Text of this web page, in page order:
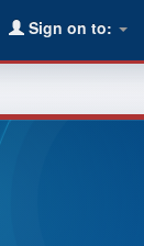
Sign on to: